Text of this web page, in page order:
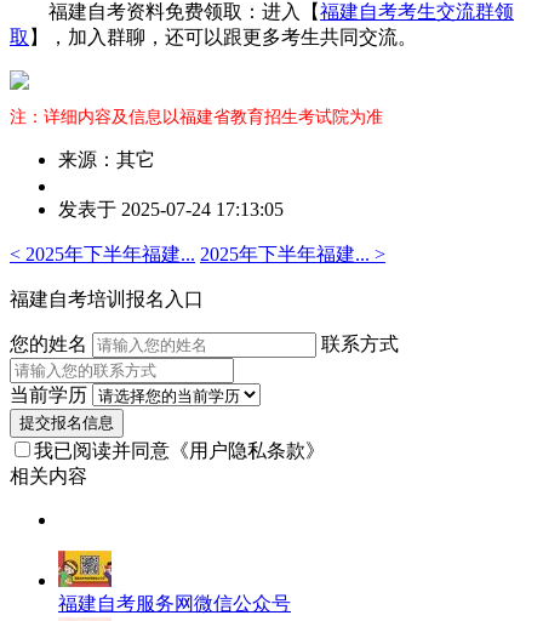
福建自考资料免费领取：进入【福建自考考生交流群领
取 】，加入群聊，还可以跟更多考生共同交流。
注：详细内容及信息以福建省教育招生考试院为准
来源：其它
者：
老
师
发表于 2025-07-24 17:13:05
< 2025年下半年福建... 2025年下半年福建... >
福建自考培训报名入口
您的姓名 联系方式
当前学历
提交报名信息
我已阅读并同意 《用户隐私条款》
相关内容
福建自考服务网微信公众号